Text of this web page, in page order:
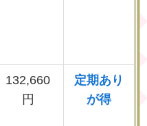
132,660
円
定期あり
が得